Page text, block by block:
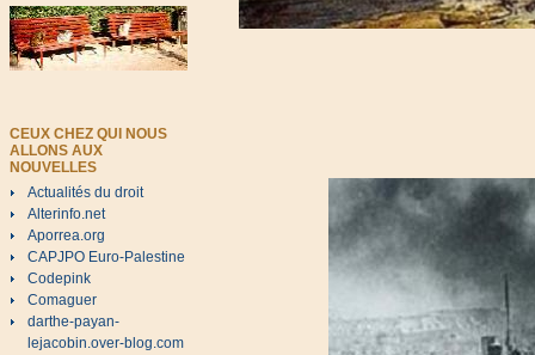
CEUX CHEZ QUI NOUS
ALLONS AUX
NOUVELLES
Actualités du droit
Alterinfo.net
Aporrea.org
CAPJPO Euro-Palestine
Codepink
Comaguer
darthe-payan-
lejacobin.over-blog.com